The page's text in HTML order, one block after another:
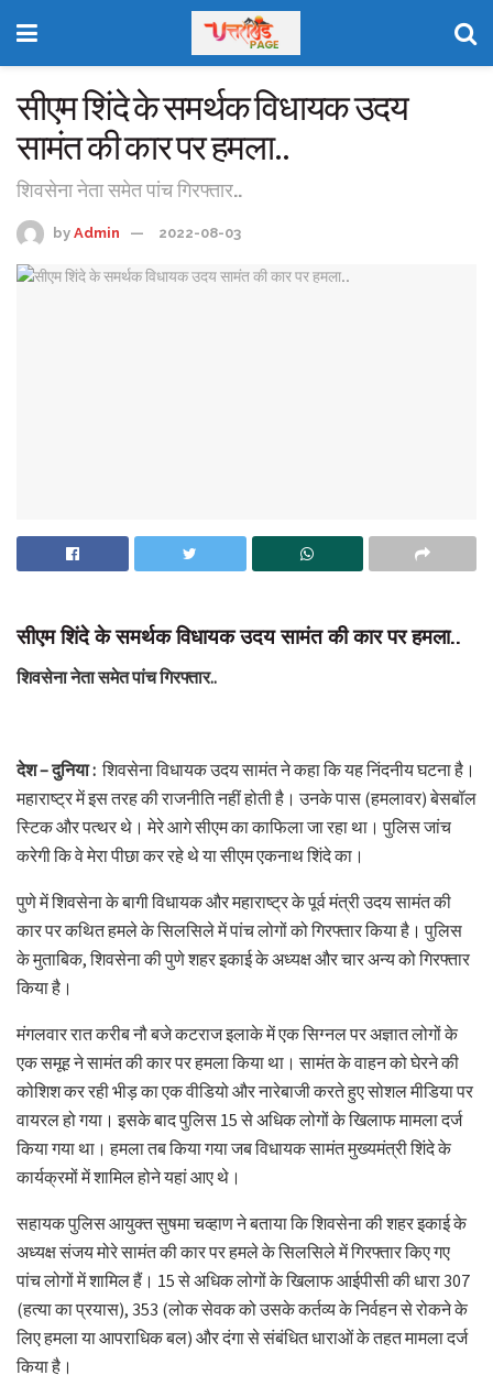
सीएम शिंदे के समर्थक विधायक उदय
सामंत की कार पर हमला..
शिवसेना नेता समेत पांच गिरफ्तार..
by Admin 2022-08-03
सीएम शिंदे के समर्थक विधायक उदय सामंत की कार पर हमला..
शिवसेना नेता समेत पांच गिरफ्तार..
देश – दुनिया : शिवसेना विधायक उदय सामंत ने कहा कि यह निंदनीय घटना है।
महाराष्ट्र में इस तरह की राजनीति नहीं होती है। उनके पास (हमलावर) बेसबॉल
स्टिक और पत्थर थे। मेरे आगे सीएम का काफिला जा रहा था। पुलिस जांच
करेगी कि वे मेरा पीछा कर रहे थे या सीएम एकनाथ शिंदे का।
पुणे में शिवसेना के बागी विधायक और महाराष्ट्र के पूर्व मंत्री उदय सामंत की
कार पर कथित हमले के सिलसिले में पांच लोगों को गिरफ्तार किया है। पुलिस
के मुताबिक, शिवसेना की पुणे शहर इकाई के अध्यक्ष और चार अन्य को गिरफ्तार
किया है।
मंगलवार रात करीब नौ बजे कटराज इलाके में एक सिग्नल पर अज्ञात लोगों के
एक समूह ने सामंत की कार पर हमला किया था। सामंत के वाहन को घेरने की
कोशिश कर रही भीड़ का एक वीडियो और नारेबाजी करते हुए सोशल मीडिया पर
वायरल हो गया। इसके बाद पुलिस 15 से अधिक लोगों के खिलाफ मामला दर्ज
किया गया था। हमला तब किया गया जब विधायक सामंत मुख्यमंत्री शिंदे के
कार्यक्रमों में शामिल होने यहां आए थे।
सहायक पुलिस आयुक्त सुषमा चव्हाण ने बताया कि शिवसेना की शहर इकाई के
अध्यक्ष संजय मोरे सामंत की कार पर हमले के सिलसिले में गिरफ्तार किए गए
पांच लोगों में शामिल हैं। 15 से अधिक लोगों के खिलाफ आईपीसी की धारा 307
(हत्या का प्रयास), 353 (लोक सेवक को उसके कर्तव्य के निर्वहन से रोकने के
लिए हमला या आपराधिक बल) और दंगा से संबंधित धाराओं के तहत मामला दर्ज
किया है।